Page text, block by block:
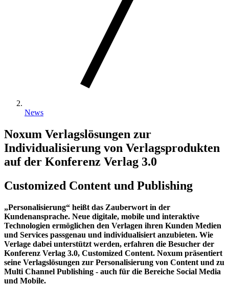
News
Noxum Verlagslösungen zur
Individualisierung von Verlagsprodukten
auf der Konferenz Verlag 3.0
Customized Content und Publishing
„Personalisierung“ heißt das Zauberwort in der
Kundenansprache. Neue digitale, mobile und interaktive
Technologien ermöglichen den Verlagen ihren Kunden Medien
und Services passgenau und individualisiert anzubieten. Wie
Verlage dabei unterstützt werden, erfahren die Besucher der
Konferenz Verlag 3.0, Customized Content. Noxum präsentiert
seine Verlagslösungen zur Personalisierung von Content und zu
Multi Channel Publishing - auch für die Bereiche Social Media
und Mobile.